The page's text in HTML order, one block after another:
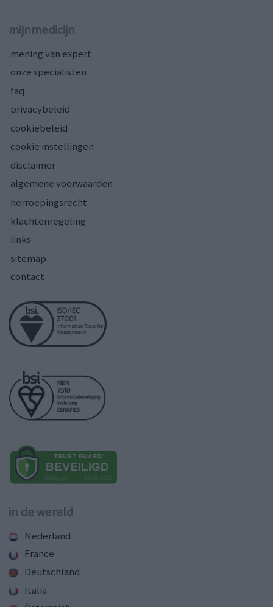
mijnmedicijn
mening van expert
onze specialisten
faq
privacybeleid
cookiebeleid
cookie instellingen
disclaimer
algemene voorwaarden
herroepingsrecht
klachtenregeling
links
sitemap
contact
in de wereld
Nederland
France
Deutschland
Italia